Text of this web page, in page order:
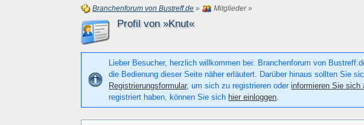
Branchenforum von Bustreff.de » Mitglieder»
Profil von »Knut«
Lieber Besucher, herzlich willkommen bei: Branchenforum von
die Bedienung dieser Seite näher erläutert. Darüber hinaus sollten Sie
Registrierungsformular, um sich zu registrieren oderinformieren Sie sich
registriert haben, können Sie sich hier einloggen.